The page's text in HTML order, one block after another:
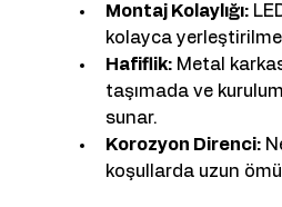
Montaj Kolaylığı:
kolayca
Hafiflik: Metal
taşımada ve
sunar.
Korozyon Direnci:
koşullarda uzun